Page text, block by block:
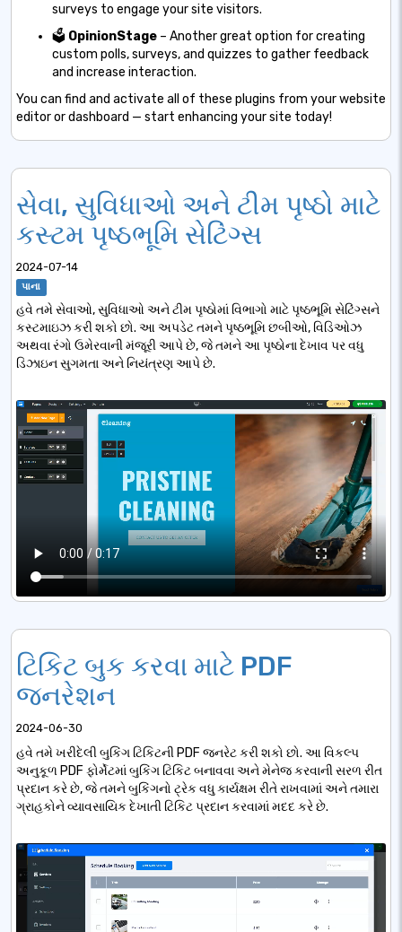
surveys to engage your site visitors.
🗳️ OpinionStage – Another great option for creating
custom polls, surveys, and quizzes to gather feedback
and increase interaction.
You can find and activate all of these plugins from your website
editor or dashboard — start enhancing your site today!
સેવા, સુવિધાઓ અને ટીમ પૃષ્ઠો માટે
કસ્ટમ પૃષ્ઠભૂમિ સેટિંગ્સ
2024-07-14
પાના
હવે તમે સેવાઓ, સુવિધાઓ અને ટીમ પૃષ્ઠોમાં વિભાગો માટે પૃષ્ઠભૂમિ સેટિંગ્સને
કસ્ટમાઇઝ કરી શકો છો. આ અપડેટ તમને પૃષ્ઠભૂમિ છબીઓ, વિડિઓઝ
અથવા રંગો ઉમેરવાની મંજૂરી આપે છે, જે તમને આ પૃષ્ઠોના દેખાવ પર વધુ
ડિઝાઇન સુગમતા અને નિયંત્રણ આપે છે.
ટિકિટ બુક કરવા માટે PDF
જનરેશન
2024-06-30
હવે તમે ખરીદેલી બુકિંગ ટિકિટની PDF જનરેટ કરી શકો છો. આ વિકલ્પ
અનુકૂળ PDF ફોર્મેટમાં બુકિંગ ટિકિટ બનાવવા અને મેનેજ કરવાની સરળ રીત
પ્રદાન કરે છે, જે તમને બુકિંગનો ટ્રેક વધુ કાર્યક્ષમ રીતે રાખવામાં અને તમારા
ગ્રાહકોને વ્યાવસાયિક દેખાતી ટિકિટ પ્રદાન કરવામાં મદદ કરે છે.